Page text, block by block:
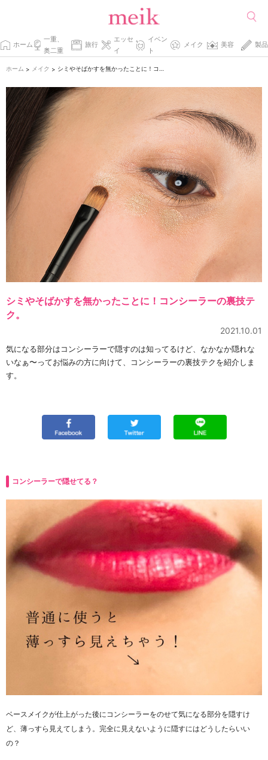
ホーム
一重、
奥二重
旅行
エッセ
イ
イベン
ト
メイク 美容 製品
ホーム > メイク > シミやそばかすを無かったことに！コンシーラーの裏技テク。
シミやそばかすを無かったことに！コンシーラーの裏技テ
ク。
2021.10.01
気になる部分はコンシーラーで隠すのは知ってるけど、なかなか隠れな
いなぁ〜ってお悩みの方に向けて、コンシーラーの裏技テクを紹介しま
す。
コンシーラーで隠せてる？
ベースメイクが仕上がった後にコンシーラーをのせて気になる部分を隠すけ
ど、薄っすら見えてしまう。完全に見えないように隠すにはどうしたらいい
の？